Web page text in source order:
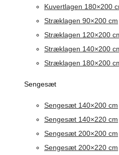
Kuvertlagen 180×200
Stræklagen 90×200 cm
Stræklagen 120×200
Stræklagen 140×200
Stræklagen 180×200
Sengesæt
Sengesæt 140×200 cm
Sengesæt 140×220 cm
Sengesæt 200×200 cm
Sengesæt 200×220 cm